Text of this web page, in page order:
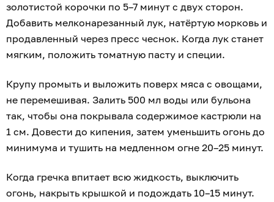
золотистой корочки по 5–7 минут с двух сторон.
Добавить мелконарезанный лук, натёртую морковь и
продавленный через пресс чеснок. Когда лук станет
мягким, положить томатную пасту и специи.
Крупу промыть и выложить поверх мяса с овощами,
не перемешивая. Залить 500 мл воды или бульона
так, чтобы она покрывала содержимое кастрюли на
1 см. Довести до кипения, затем уменьшить огонь до
минимума и тушить на медленном огне 20–25 минут.
Когда гречка впитает всю жидкость, выключить
огонь, накрыть крышкой и подождать 10–15 минут.